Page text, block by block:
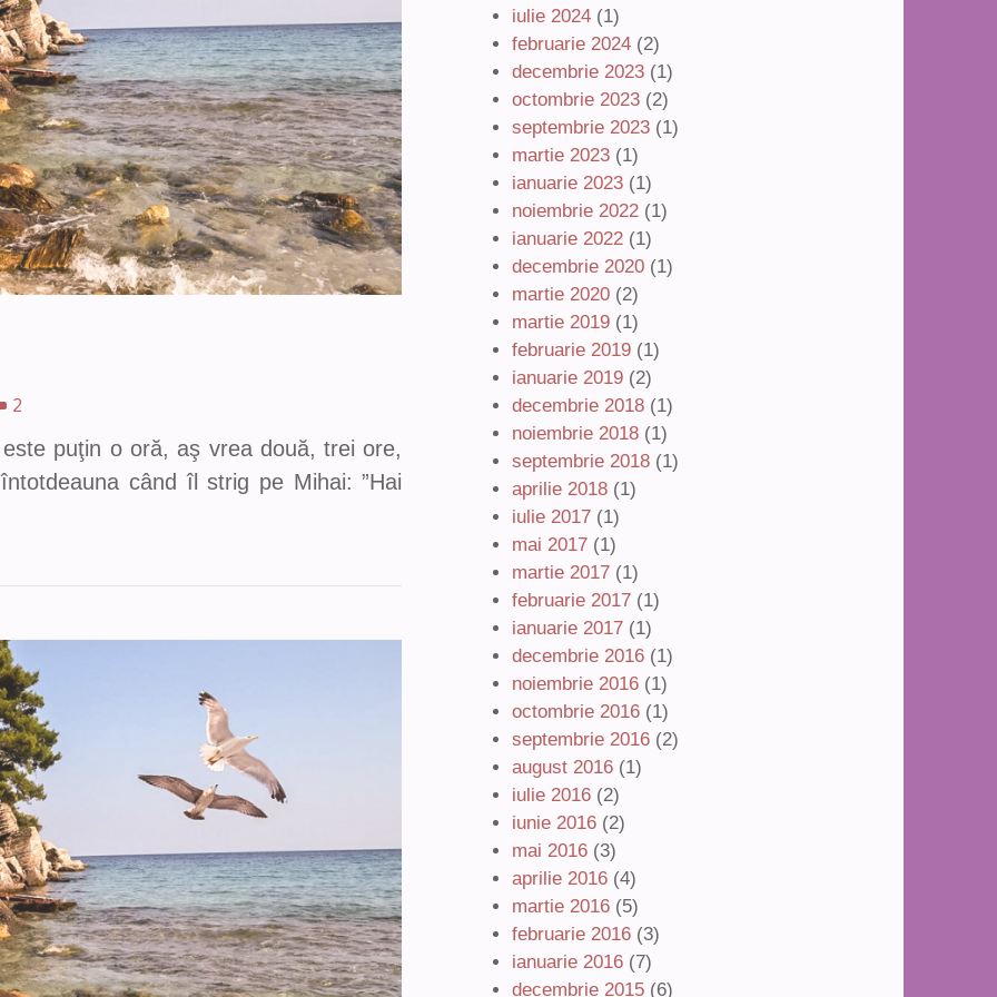
2
puţin o oră, aş vrea două, trei ore,
când îl strig pe Mihai: ”Hai
iulie 2024 (1)
februarie 2024 (2)
decembrie 2023 (1)
octombrie 2023 (2)
septembrie 2023 (1)
martie 2023 (1)
ianuarie 2023 (1)
noiembrie 2022 (1)
ianuarie 2022 (1)
decembrie 2020 (1)
martie 2020 (2)
martie 2019 (1)
februarie 2019 (1)
ianuarie 2019 (2)
decembrie 2018 (1)
noiembrie 2018 (1)
septembrie 2018 (1)
aprilie 2018 (1)
iulie 2017 (1)
mai 2017 (1)
martie 2017 (1)
februarie 2017 (1)
ianuarie 2017 (1)
decembrie 2016 (1)
noiembrie 2016 (1)
octombrie 2016 (1)
septembrie 2016 (2)
august 2016 (1)
iulie 2016 (2)
iunie 2016 (2)
mai 2016 (3)
aprilie 2016 (4)
martie 2016 (5)
februarie 2016 (3)
ianuarie 2016 (7)
decembrie 2015 (6)